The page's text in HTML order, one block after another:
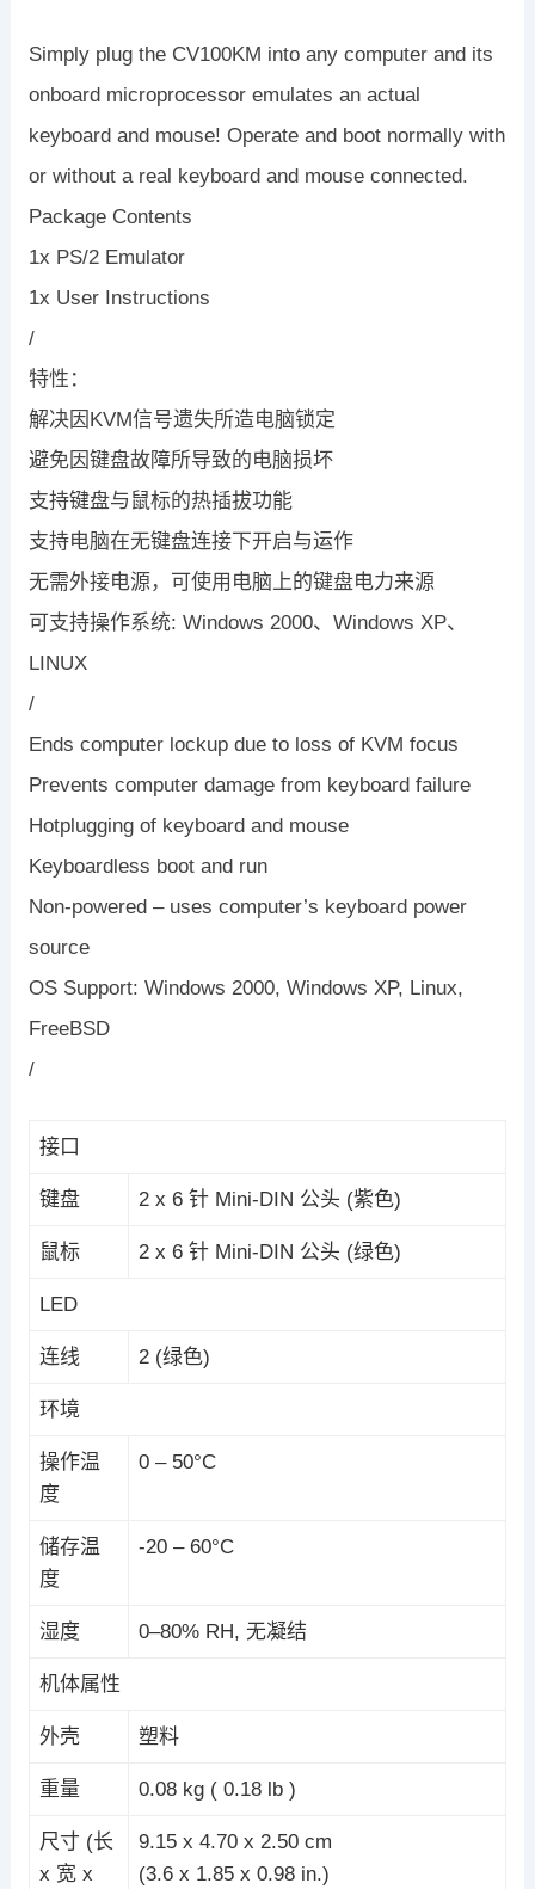
Simply plug the CV100KM into any computer and its
onboard microprocessor emulates an actual
keyboard and mouse! Operate and boot normally with
or without a real keyboard and mouse connected.
Package Contents
1x PS/2 Emulator
1x User Instructions
/
特性：
解决因KVM信号遗失所造电脑锁定
避免因键盘故障所导致的电脑损坏
支持键盘与鼠标的热插拔功能
支持电脑在无键盘连接下开启与运作
无需外接电源，可使用电脑上的键盘电力来源
可支持操作系统: Windows 2000、Windows XP、
LINUX
/
Ends computer lockup due to loss of KVM focus
Prevents computer damage from keyboard failure
Hotplugging of keyboard and mouse
Keyboardless boot and run
Non-powered – uses computer’s keyboard power
source
OS Support: Windows 2000, Windows XP, Linux,
FreeBSD
/
接口
键盘 2 x 6 针 Mini-DIN 公头 (紫色)
鼠标 2 x 6 针 Mini-DIN 公头 (绿色)
LED
连线 2 (绿色)
环境
操作温
度
0 – 50°C
储存温
度
-20 – 60°C
湿度 0–80% RH, 无凝结
机体属性
外壳 塑料
重量 0.08 kg ( 0.18 lb )
尺寸 (长
x 宽 x
9.15 x 4.70 x 2.50 cm
(3.6 x 1.85 x 0.98 in.)